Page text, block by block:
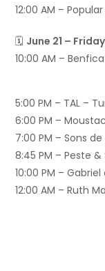
12:00 AM –
🗓 June 21 – Friday
10:00 AM –
5:00 PM – TAL –
6:00 PM –
7:00 PM – Sons
8:45 PM – Peste &
10:00 PM –
12:00 AM – Ruth